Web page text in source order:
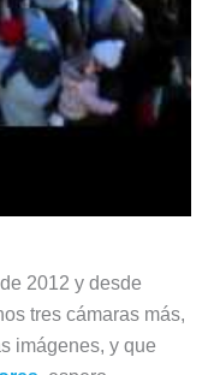
2012 y desde
tres cámaras más,
imágenes, y que